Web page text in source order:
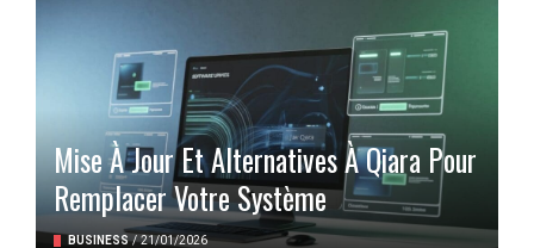
Mise À Jour Et Alternatives À Qiara Pour
Remplacer Votre Système
BUSINESS / 21/01/2026